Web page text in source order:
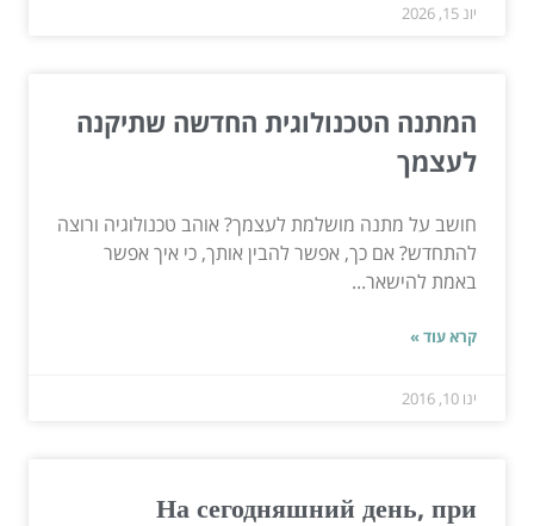
יונ 15, 2026
המתנה הטכנולוגית החדשה שתיקנה
לעצמך
חושב על מתנה מושלמת לעצמך? אוהב טכנולוגיה ורוצה
להתחדש? אם כך, אפשר להבין אותך, כי איך אפשר
באמת להישאר...
קרא עוד »
ינו 10, 2016
На сегодняшний день, при